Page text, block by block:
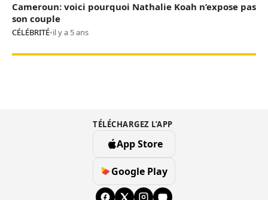
Cameroun: voici pourquoi Nathalie Koah n’expose pas
son couple
CÉLÉBRITÉ•il y a 5 ans
TÉLÉCHARGEZ L’APP
App Store
Google Play